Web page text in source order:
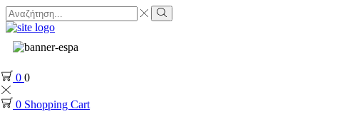
0 0
0 Shopping Cart